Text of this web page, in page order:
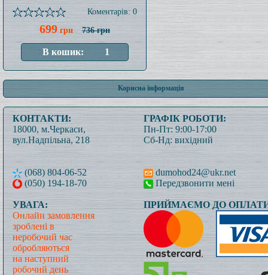
Коментарів: 0
699 грн 736 грн
Корисна інформація
КОНТАКТИ:
18000, м.Черкаси,
вул.Надпільна, 218
(068) 804-06-52
(050) 194-18-70
ГРАФІК РОБОТИ:
Пн-Пт: 9:00-17:00
Сб-Нд: вихідний
dumohod24@ukr.net
Передзвонити мені
УВАГА:
Онлайн замовлення
зроблені в
неробочий час
обробляються
на наступний
робочий день
ПРИЙМАЄМО ДО